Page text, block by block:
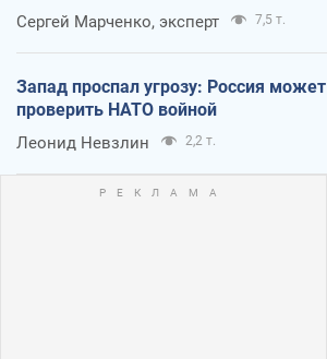
Сергей Марченко, эксперт 7,5 т.
Запад проспал угрозу: Россия может
проверить НАТО войной
Леонид Невзлин 2,2 т.